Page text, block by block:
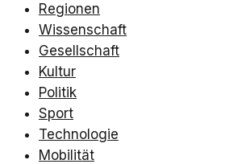
Regionen
Wissenschaft
Gesellschaft
Kultur
Politik
Sport
Technologie
Mobilität